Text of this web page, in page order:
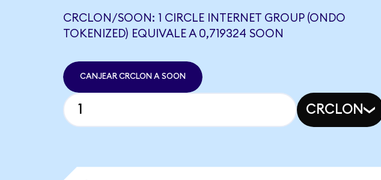
CRCLON/SOON: 1 CIRCLE INTERNET GROUP (ONDO
TOKENIZED) EQUIVALE A 0,719324 SOON
CANJEAR CRCLON A SOON
CRCLON